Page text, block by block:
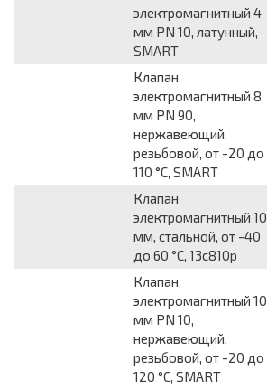
электромагнитный 4
мм PN 10, латунный,
SMART
Клапан
электромагнитный 8
мм PN 90,
нержавеющий,
резьбовой, от -20 до
110 °С, SMART
Клапан
электромагнитный 10
мм, стальной, от -40
до 60 °С, 13с810р
Клапан
электромагнитный 10
мм PN 10,
нержавеющий,
резьбовой, от -20 до
120 °С, SMART